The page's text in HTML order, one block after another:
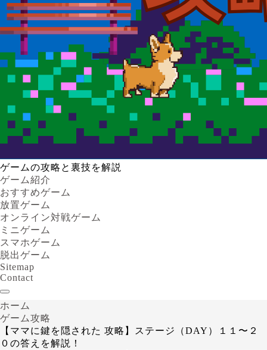
ゲームの攻略と裏技を解説
ゲーム紹介
おすすめゲーム
放置ゲーム
オンライン対戦ゲーム
ミニゲーム
スマホゲーム
脱出ゲーム
Sitemap
Contact
ホーム
ゲーム攻略
【ママに鍵を隠された 攻略】ステージ（DAY）１１〜２
０の答えを解説！